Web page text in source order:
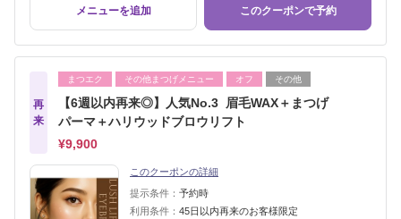
メニューを追加 このクーポンで予約
再
来
まつエク その他まつげメニュー オフ その他
【6週以内再来◎】人気No.3 眉毛WAX＋まつげ
パーマ＋ハリウッドブロウリフト
¥9,900
このクーポンの詳細
提示条件： 予約時
利用条件： 45日以内再来のお客様限定